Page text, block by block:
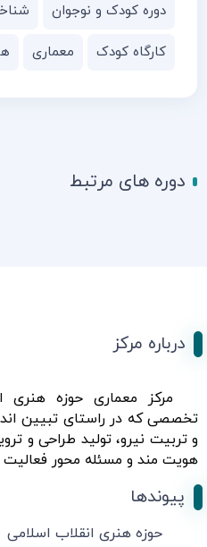
دوره کودک و نوجوان
کارگاه کودک معماری
دوره های مرتبط
درباره مرکز
مرکز معماری حوزه هنری
تخصصی که در راستای تبیین
و تربیت نیرو، تولید طراحی و
هویت مند و مسئله محور
پیوندها
حوزه هنری انقلاب اسلامی